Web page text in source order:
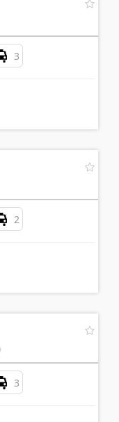
3
2
3